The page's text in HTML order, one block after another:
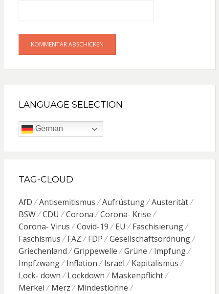
LANGUAGE SELECTION
German
TAG-CLOUD
AfD Antisemitismus Aufrüstung
Austerität
BSW
CDU Corona
Corona- Krise
Corona- Virus
Covid-19 EU
Faschisierung
Faschismus
FAZ FDP
Gesellschaftsordnung
Griechenland
Grippewelle Grüne
Impfung
Impfzwang
Inflation Israel
Kapitalismus
Lock- down
Lockdown
Maskenpflicht
Merkel
Merz
Mindestlöhne